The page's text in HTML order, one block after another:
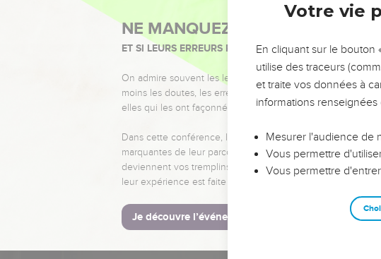
NE MANQUEZ PAS L’ÉVÉNEMENT
ET SI LEURS ERREURS POUVAIENT VOUS ÉVITER LES
On admire souvent les leaders pour leurs réussites, leur
moins les doutes, les erreurs et les saisons difficiles qu'ils
elles qui les ont façonnés.
Dans cette conférence, leaders, entrepreneurs, et
marquantes de leur parcours et les clés pour avancer avec
deviennent vos tremplins. Que vous guidiez un ministère,
leur expérience est faite pour vous.
Je découvre l’événement
Votre vie
En cliquant sur le bouton
utilise des traceurs
et traite vos données à
informations
Mesurer l'audience de
Vous permettre
Vous permettre